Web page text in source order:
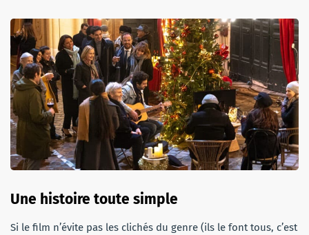
Une histoire toute simple
Si le film n’évite pas les clichés du genre (ils le font tous, c’est